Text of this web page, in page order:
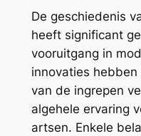
De geschiedenis
heeft significant
vooruitgang in
innovaties
van de ingrepen
algehele ervaring
artsen. Enkele